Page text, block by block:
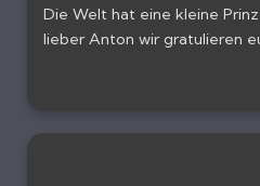
Die Welt hat eine kleine
lieber Anton wir gratulieren